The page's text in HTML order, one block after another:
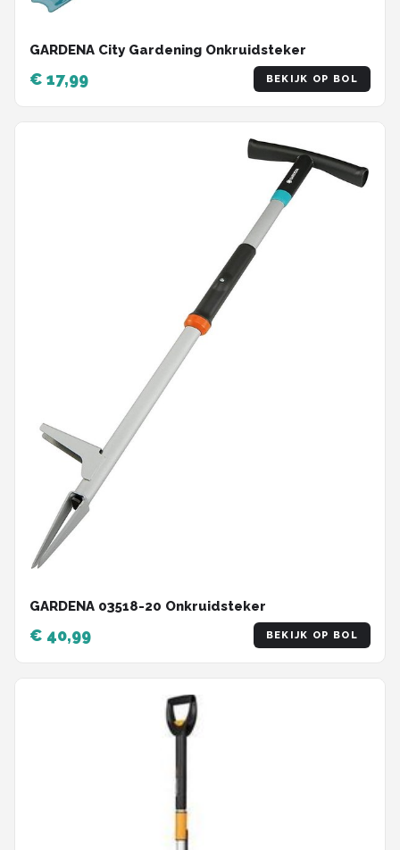
GARDENA City Gardening Onkruidsteker
€ 17,99 BEKIJK OP BOL
GARDENA 03518-20 Onkruidsteker
€ 40,99 BEKIJK OP BOL